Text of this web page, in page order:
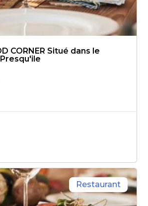
CORNER Situé dans le
Restaurant